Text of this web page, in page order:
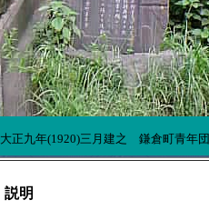
大正九年(1920)三月建之 鎌倉町青年団
説明